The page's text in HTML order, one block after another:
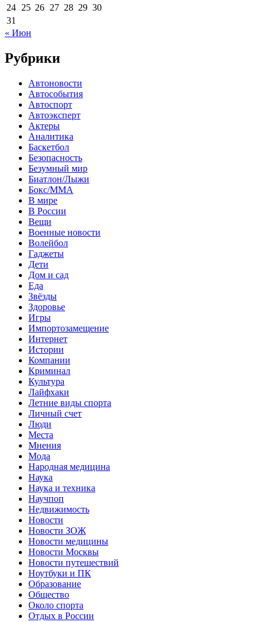
24 25 26 27 28 29 30
31
« Июн
Рубрики
Автоновости
Автособытия
Автоспорт
Автоэксперт
Актеры
Аналитика
Баскетбол
Безопасность
Безумный мир
Биатлон/Лыжи
Бокс/MMA
В мире
В России
Вещи
Военные новости
Волейбол
Гаджеты
Дети
Дом и сад
Еда
Звёзды
Здоровье
Игры
Импортозамещение
Интернет
Истории
Компании
Криминал
Культура
Лайфхаки
Летние виды спорта
Личный счет
Люди
Места
Мнения
Мода
Народная медицина
Наука
Наука и техника
Научпоп
Недвижимость
Новости
Новости ЗОЖ
Новости медицины
Новости Москвы
Новости путешествий
Ноутбуки и ПК
Образование
Общество
Около спорта
Отдых в России